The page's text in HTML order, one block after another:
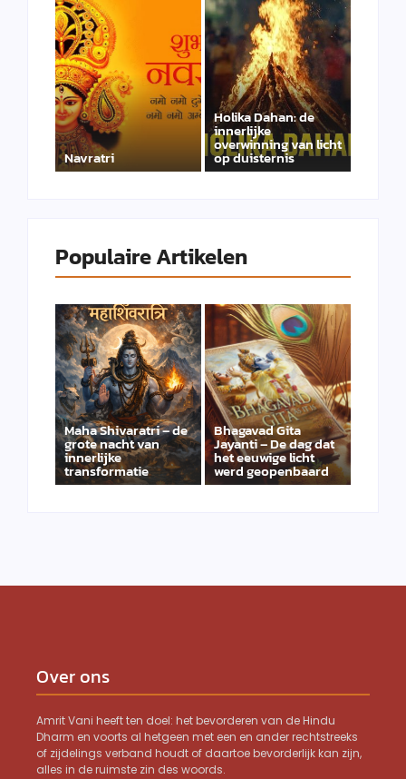
Navratri
Holika Dahan: de
innerlijke
overwinning van licht
op duisternis
Populaire Artikelen
Maha Shivaratri – de
grote nacht van
innerlijke
transformatie
Bhagavad Gita
Jayanti – De dag dat
het eeuwige licht
werd geopenbaard
Over ons
Amrit Vani heeft ten doel: het bevorderen van de Hindu
Dharm en voorts al hetgeen met een en ander rechtstreeks
of zijdelings verband houdt of daartoe bevorderlijk kan zijn,
alles in de ruimste zin des woords.